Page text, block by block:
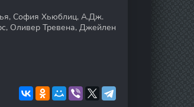
София Хьюблиц, А.Дж.
Оливер Тревена, Джейлен